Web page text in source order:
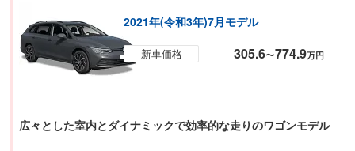
2021年(令和3年)7月モデル
新車価格 305.6〜774.9万円
広々とした室内とダイナミックで効率的な走りのワゴンモデル